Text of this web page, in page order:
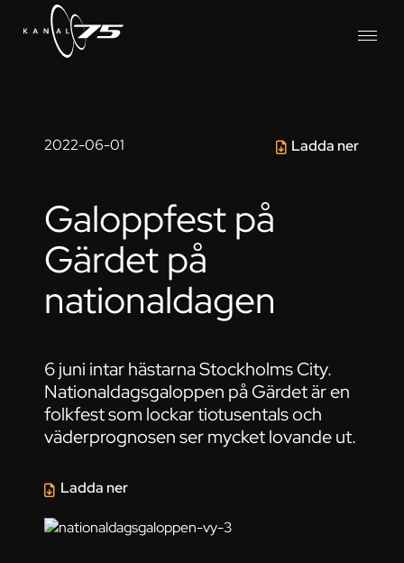
2022-06-01 Ladda ner
Galoppfest på
Gärdet på
nationaldagen
6 juni intar hästarna Stockholms City.
Nationaldagsgaloppen på Gärdet är en
folkfest som lockar tiotusentals och
väderprognosen ser mycket lovande ut.
Ladda ner